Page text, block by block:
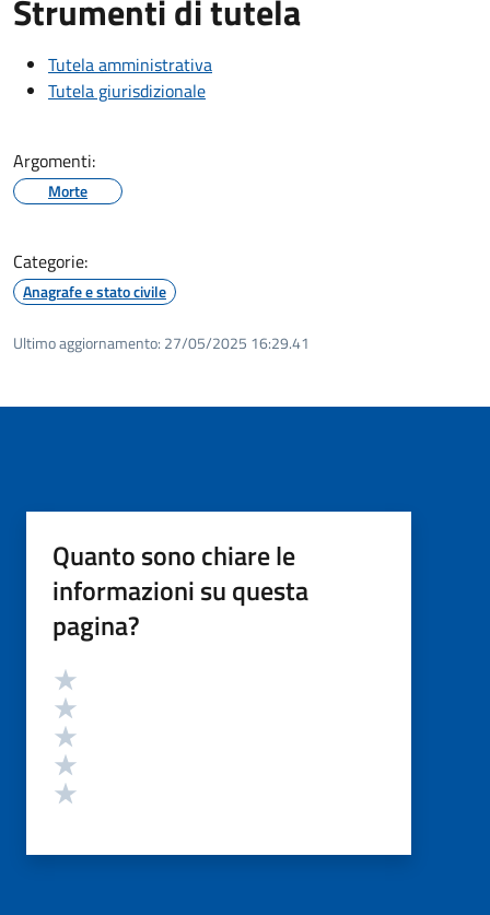
Strumenti di tutela
Tutela amministrativa
Tutela giurisdizionale
Argomenti:
Morte
Categorie:
Anagrafe e stato civile
Ultimo aggiornamento: 27/05/2025 16:29.41
Quanto sono chiare le
informazioni su questa
pagina?
Valutazione